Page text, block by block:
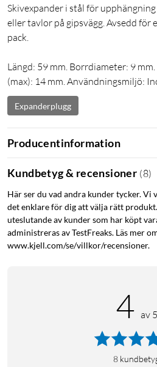
Skivexpander i stål för
eller tavlor på gipsvägg. Avsedd för
pack.
Längd: 59 mm. Borrdiameter: 9
(max): 14 mm. Användningsmiljö:
Expanderplugg
Producentinformation
Kundbetyg & recensioner (8)
Här ser du vad andra kunder tycker. Vi
det enklare för dig att välja rätt
uteslutande av kunder som har köpt
administreras av TestFreaks. Läs mer
www.kjell.com/se/villkor/recensioner.
4 av 5
8